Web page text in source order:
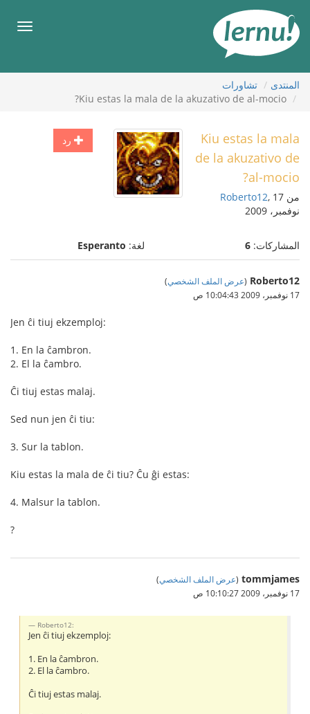
المحتويات
قائمة
المنتدى
تشاورات
Kiu estas la mala de la akuzativo de al-mocio?
رد
Kiu estas la mala
de la akuzativo de
al-mocio?
من Roberto12, 17
نوفمبر، 2009
المشاركات: 6 لغة: Esperanto
Roberto12
(عرض الملف الشخصي)
17 نوفمبر، 2009 10:04:43 ص
Jen ĉi tiuj ekzemploj:
1. En la ĉambron.
2. El la ĉambro.
Ĉi tiuj estas malaj.
Sed nun jen ĉi tiu:
3. Sur la tablon.
Kiu estas la mala de ĉi tiu? Ĉu ĝi estas:
4. Malsur la tablon.
?
tommjames
(عرض الملف الشخصي)
17 نوفمبر، 2009 10:10:27 ص
Roberto12:
Jen ĉi tiuj ekzemploj:
1. En la ĉambron.
2. El la ĉambro.
Ĉi tiuj estas malaj.